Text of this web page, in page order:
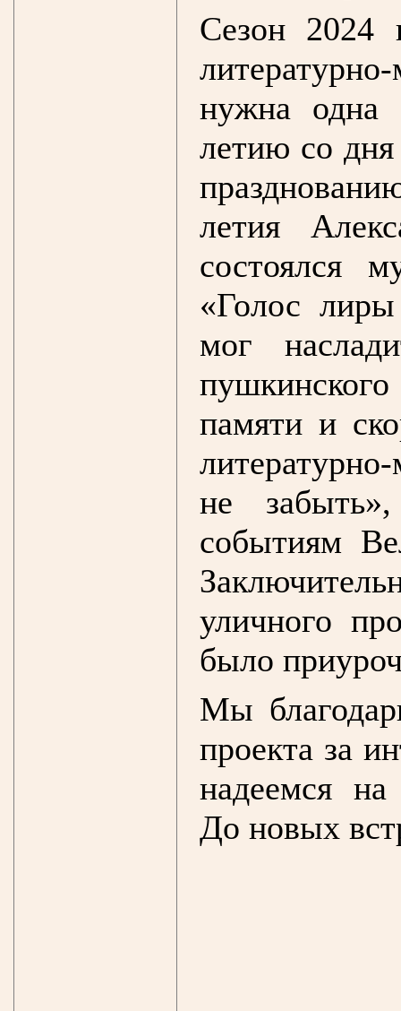
Сезон 2024
нужна одна
летию со
летия
состоялся
«Голос
мог
памяти и
не
событиям
уличного
было
Мы
проекта за
надеемся на
До новых